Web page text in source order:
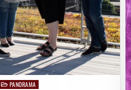
PostedPANORAMA